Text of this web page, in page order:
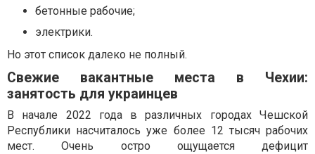
бетонные рабочие;
электрики.
Но этот список далеко не полный.
Свежие вакантные места в Чехии:
занятость для украинцев
В начале 2022 года в различных городах Чешской
Республики насчиталось уже более 12 тысяч рабочих
мест. Очень остро ощущается дефицит